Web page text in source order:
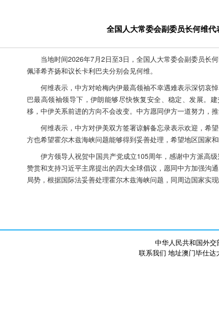
全国人大常委会副委员长何维
当地时间2026年7月2日至3日，全国人大常委会副委员长
佩泽希齐扬和议长卡利巴夫分别会见何维。
何维表示，中方对哈梅内伊最高领袖不幸遇难表示深切哀
巴最高领袖领导下，伊朗能够尽快恢复安全、稳定、发展。
移，中伊关系前进的方向不会改变。中方愿同伊方一道努力，
何维表示，中方对伊美双方签署谅解备忘录表示欢迎，希
方也希望霍尔木兹海峡问题能够得到妥善处理，希望地区国家
伊方领导人祝贺中国共产党成立105周年，感谢中方派高
赞赏和支持习近平主席提出的四大全球倡议，愿同中方加强沟
局势，根据国际法妥善处理霍尔木兹海峡问题，同周边国家实
中华人民共和国外
联系我们 地址澳门毕仕